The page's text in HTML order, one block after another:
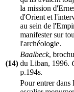
la mission
d'Orient et
au sein de
manifester sur
l'archéologie.
(14)
Baalbeck,
du Liban, 1996.
p.194s.
Pour entrer dans